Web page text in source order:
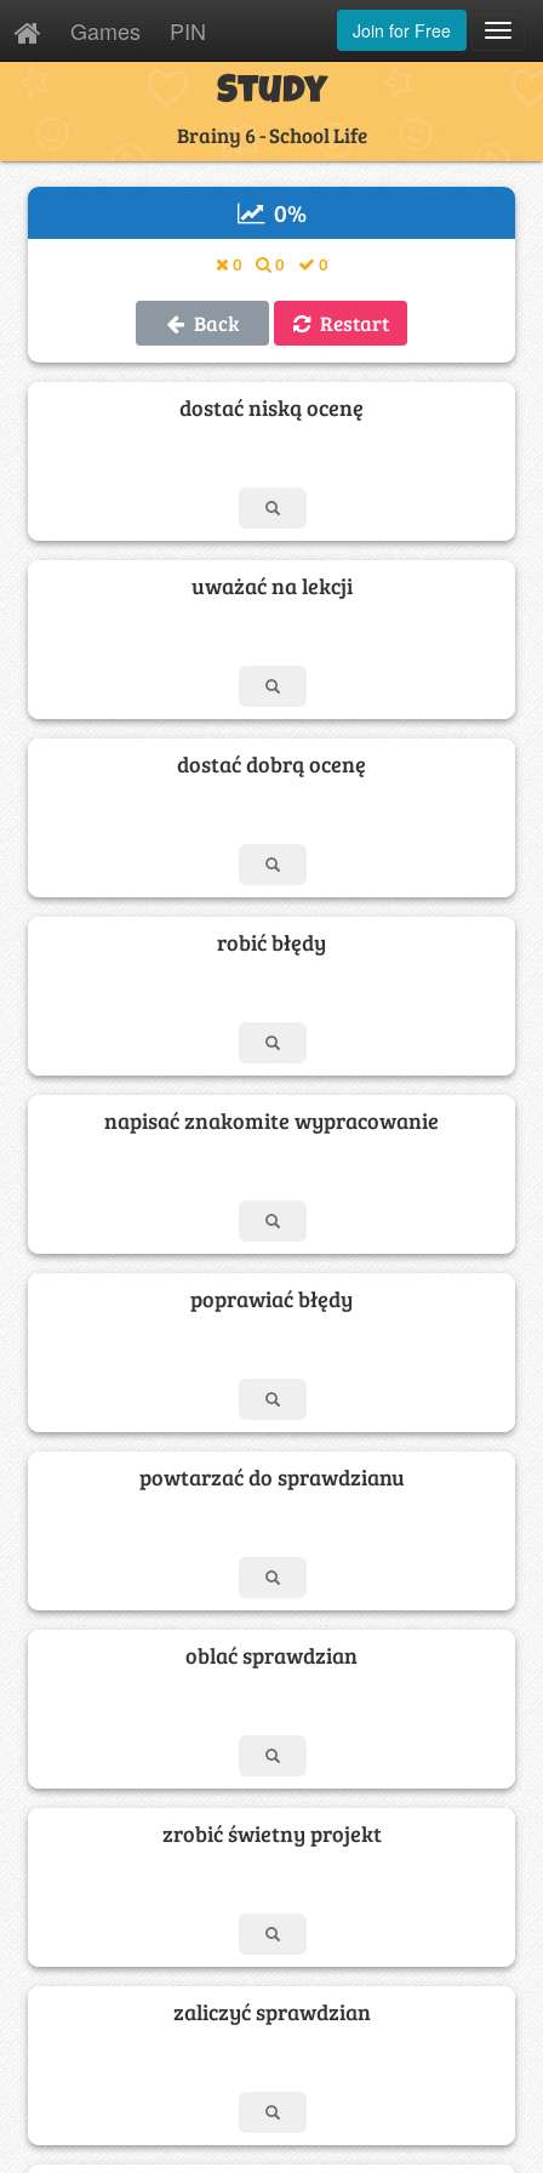
Games PIN Join for Free
Study
Brainy 6 - School Life
0%
0 0 0
Back Restart
dostać niską ocenę
uważać na lekcji
dostać dobrą ocenę
robić błędy
napisać znakomite wypracowanie
poprawiać błędy
powtarzać do sprawdzianu
oblać sprawdzian
zrobić świetny projekt
zaliczyć sprawdzian